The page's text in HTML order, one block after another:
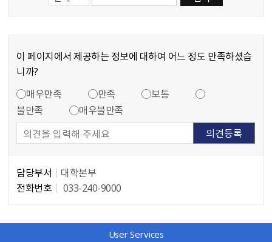
이 페이지에서 제공하는 정보에 대하여 어느 정도 만족하셨습
니까?
매우만족 만족
보통
불만족
매우불만족
담당부서
대학본부
전화번호
033-240-9000
User Services